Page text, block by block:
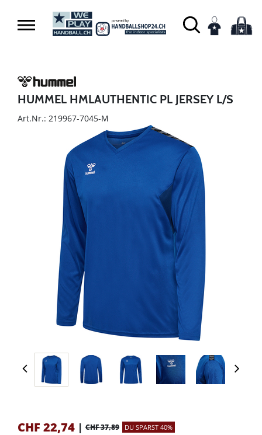
HUMMEL HMLAUTHENTIC PL JERSEY L/S
Art.Nr.: 219967-7045-M
CHF 22,74 | CHF 37,89 DU SPARST 40%